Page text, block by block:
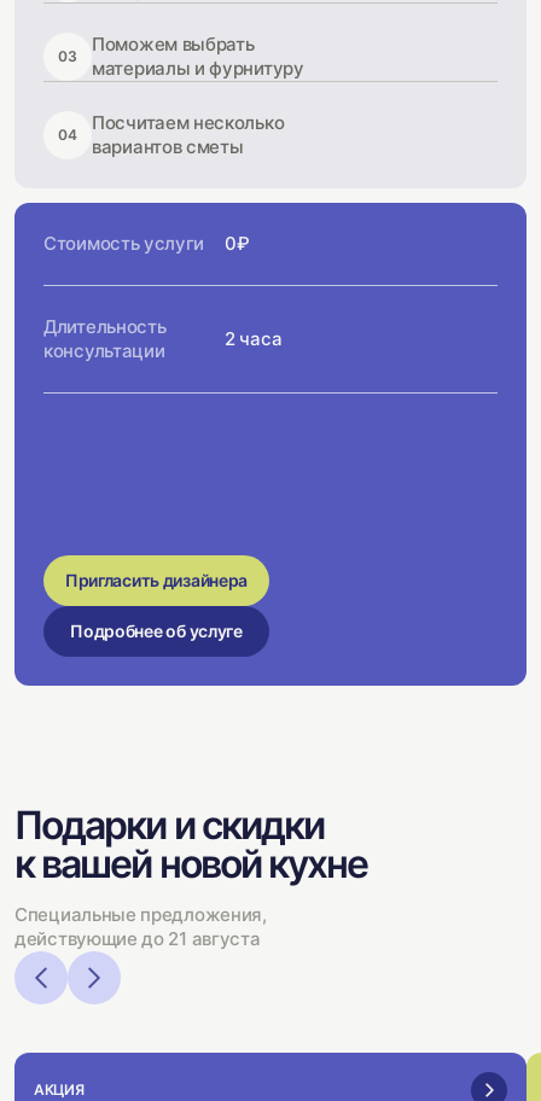
03
Поможем выбрать
материалы и фурнитуру
04
Посчитаем несколько
вариантов сметы
Стоимость услуги 0₽
Длительность
консультации
2 часа
Пригласить дизайнера
Подробнее об услуге
Подарки и скидки
к вашей новой кухне
Специальные предложения,
действующие до 21 августа
АКЦИЯ